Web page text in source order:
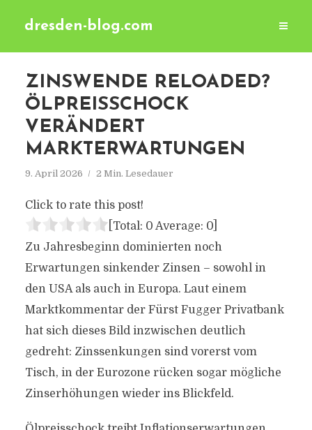
dresden-blog.com
ZINSWENDE RELOADED?
ÖLPREISSCHOCK
VERÄNDERT
MARKTERWARTUNGEN
9. April 2026 2 Min. Lesedauer
Click to rate this post!
[Total: 0 Average: 0]
Zu Jahresbeginn dominierten noch
Erwartungen sinkender Zinsen – sowohl in
den USA als auch in Europa. Laut einem
Marktkommentar der Fürst Fugger Privatbank
hat sich dieses Bild inzwischen deutlich
gedreht: Zinssenkungen sind vorerst vom
Tisch, in der Eurozone rücken sogar mögliche
Zinserhöhungen wieder ins Blickfeld.